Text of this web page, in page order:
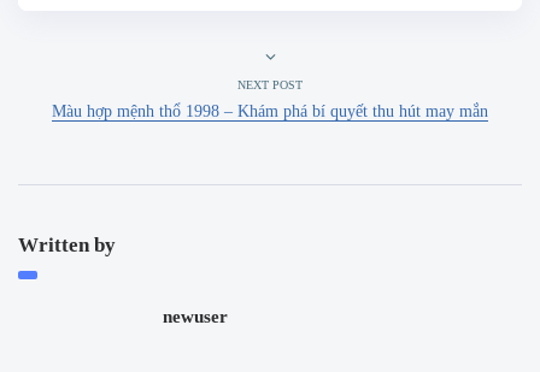
NEXT POST
Màu hợp mệnh thổ 1998 – Khám phá bí quyết thu hút may mắn
Written by
newuser